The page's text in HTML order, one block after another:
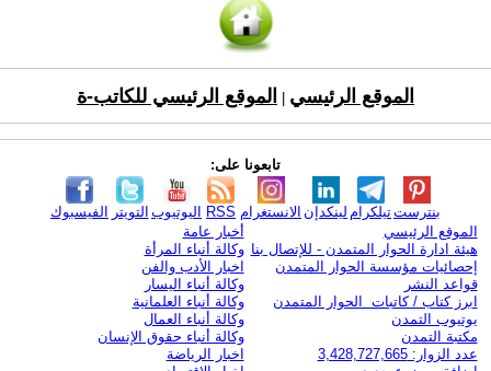
الموقع الرئيسي الموقع الرئيسي للكاتب-ة
تابعونا على:
الفيسبوك التويتر اليوتيوب RSS الانستغرام لينكدإن تيلكرامبنترست
الموقع الرئيسي
هيئة ادارة الحوار المتمدن - للإتصال بنا
إحصائيات مؤسسة الحوار المتمدن
قواعد النشر
ابرز كتاب / كاتبات الحوار المتمدن
يوتيوب التمدن
مكتبة التمدن
عدد الزوار: 3,428,727,665
أخبار عامة
وكالة أنباء المرأة
اخبار الأدب والفن
وكالة أنباء اليسار
وكالة أنباء العلمانية
وكالة أنباء العمال
وكالة أنباء حقوق الإنسان
اخبار الرياضة